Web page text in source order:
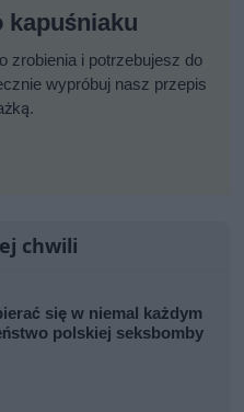
kapuśniaku
zrobienia i potrzebujesz do
wypróbuj nasz przepis
chwili
się w niemal każdym
polskiej seksbomby